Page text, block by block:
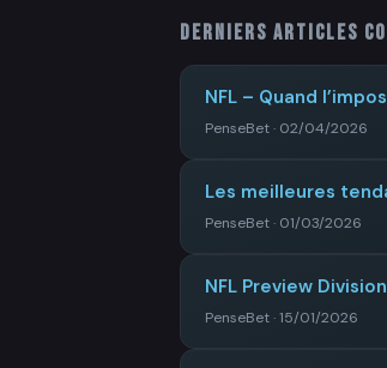
Derniers articles
NFL – Quand
PenseBet · 02/04/2026
Les meilleures
PenseBet · 01/03/2026
NFL Preview
PenseBet · 15/01/2026